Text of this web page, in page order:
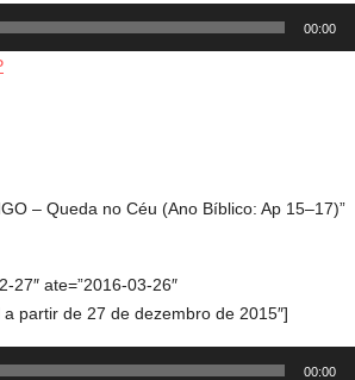
00:00
– Queda no Céu (Ano Bíblico: Ap 15–17)”
27″ ate=”2016-03-26″
partir de 27 de dezembro de 2015″]
00:00